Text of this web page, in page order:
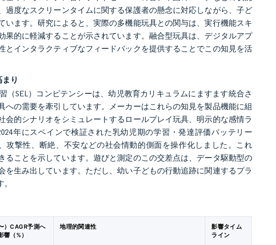
度なスクリーンタイムに関する保護者の懸念に対応しながら、子ど
ます。研究によると、実際の多機能玩具との関与は、実行機能スキ
的に軽減することが示されています。融合型玩具は、デジタルアプ
とインタラクティブなフィードバックを提供することでこの知見を活
り
SEL）コンピテンシーは、幼児教育カリキュラムにますます統合さ
の需要を牽引しています。メーカーはこれらの知見を製品機能に組
的シナリオをシミュレートするロールプレイ玩具、明示的な感情ラ
年にスペインで検証された乳幼児期の学習・発達評価バッテリー
攻撃性、断絶、不安などの社会情動的側面を操作化しました。これ
ことを示しています。遊びと測定のこの交差点は、データ駆動型の
生み出しています。ただし、幼い子どもの行動追跡に関連するプラ
）CAGR予測へ
響（%）
地理的関連性
影響タイム
ライン